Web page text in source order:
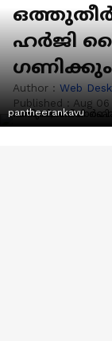
ഹർജി
ഗണിക്കും
Author : Web Desk
Published : Aug
pantheerankavu